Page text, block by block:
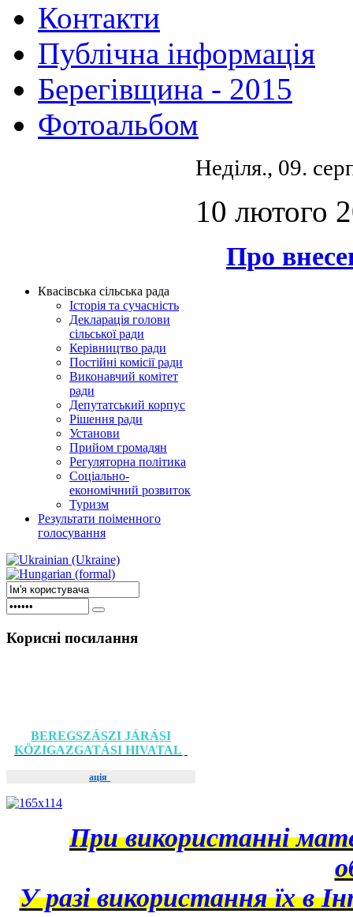
Контакти
Публічна інформація
Берегівщина - 2015
Фотоальбом
Неділя., 09.
10 лютого
Про
Квасівська сільська рада
Історія та сучасність
Декларація голови
сільської ради
Керівництво ради
Постійні комісії ради
Виконавчий комітет
ради
Депутатський корпус
Рішення ради
Установи
Прийом громадян
Регуляторна політика
Соціально-
економічний розвиток
Туризм
Результати поіменного
голосування
Корисні посилання
BEREGSZÁSZI JÁRÁSI
KÖZIGAZGATÁSI HIVATAL
ація
При використанні
У разі використання їх в